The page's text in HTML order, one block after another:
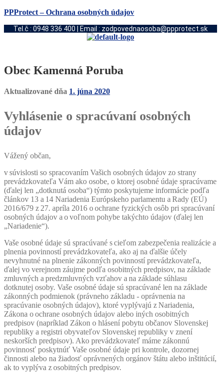
PPProtect – Ochrana osobných údajov
Tel.č : 0948 336 400 | Email : zodpovednaosoba@ppprotect.sk
Obec Kamenná Poruba
Aktualizované dňa 1. júna 2020
Vyhlásenie o spracúvaní osobných
údajov
Vážený občan,
v súvislosti so spracovaním Vašich osobných údajov zo strany
prevádzkovateľa Vám ako osobe, o ktorej osobné údaje spracúvame
(ďalej len „dotknutá osoba“) týmto poskytujeme informácie podľa
článkov 13 a 14 Nariadenia Európskeho parlamentu a Rady (EÚ)
2016/679 z 27. apríla 2016 o ochrane fyzických osôb pri spracúvaní
osobných údajov a o voľnom pohybe takýchto údajov (ďalej len
„Nariadenie“).
Vaše osobné údaje sú spracúvané s cieľom zabezpečenia realizácie a
plnenia povinností prevádzkovateľa, ako aj na ďalšie účely
nevyhnutné na plnenie zákonných povinností prevádzkovateľa,
ďalej vo verejnom záujme podľa osobitných predpisov, na základe
zmluvných a predzmluvných vzťahov a na základe súhlasu
dotknutej osoby. Vaše osobné údaje sú spracúvané len na základe
zákonných podmienok (právneho základu - oprávnenia na
spracúvanie osobných údajov), ktoré vyplývajú z Nariadenia,
Zákona o ochrane osobných údajov alebo iných osobitných
predpisov (napríklad Zákon o hlásení pobytu občanov Slovenskej
republiky a registri obyvateľov Slovenskej republiky v znení
neskorších predpisov). Ako prevádzkovateľ máme zákonnú
povinnosť poskytnúť Vaše osobné údaje pri kontrole, dozornej
činnosti alebo na žiadosť oprávnených orgánov štátu alebo inštitúcií,
ak to vyplýva z osobitných predpisov.